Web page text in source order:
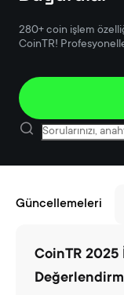
280+ coin işlem
CoinTR!
Güncellemeleri
CoinTR 2025